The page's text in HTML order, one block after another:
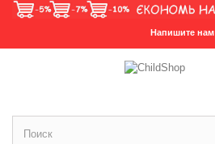
Напишите нам